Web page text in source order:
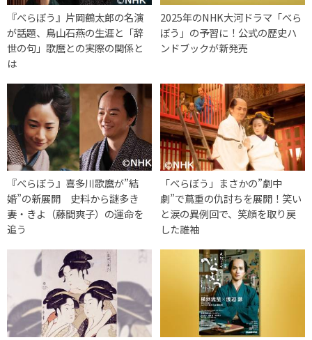
『べらぼう』片岡鶴太郎の名演
が話題、鳥山石燕の生涯と「辞
世の句」歌麿との実際の関係と
は
2025年のNHK大河ドラマ「べら
ぼう」の予習に！公式の歴史ハ
ンドブックが新発売
『べらぼう』喜多川歌麿が”結
婚”の新展開 史料から謎多き
妻・きよ（藤間爽子）の運命を
追う
「べらぼう」まさかの”劇中
劇”で蔦重の仇討ちを展開！笑い
と涙の異例回で、笑顔を取り戻
した誰袖